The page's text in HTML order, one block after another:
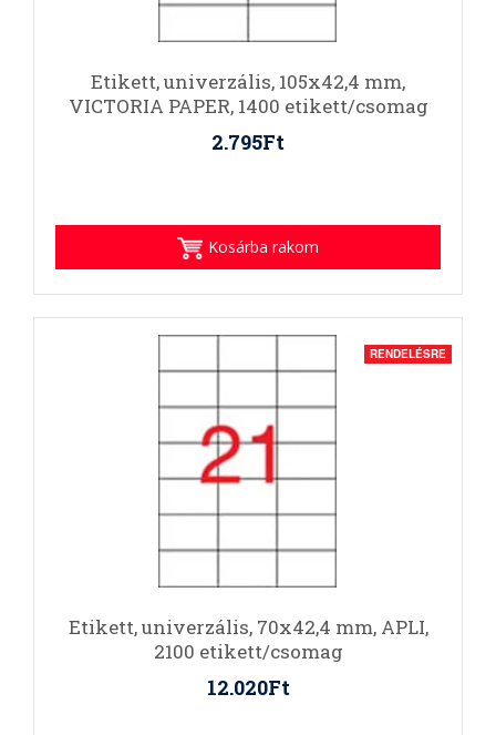
Etikett, univerzális, 105x42,4 mm,
VICTORIA PAPER, 1400 etikett/csomag
2.795Ft
Kosárba rakom
RENDELÉSRE
Etikett, univerzális, 70x42,4 mm, APLI,
2100 etikett/csomag
12.020Ft